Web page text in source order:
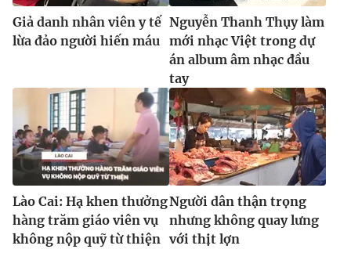
Giả danh nhân viên y tế
lừa đảo người hiến máu
Nguyễn Thanh Thụy làm
mới nhạc Việt trong dự
án album âm nhạc đầu
tay
Lào Cai: Hạ khen thưởng
hàng trăm giáo viên vụ
không nộp quỹ từ thiện
Người dân thận trọng
nhưng không quay lưng
với thịt lợn